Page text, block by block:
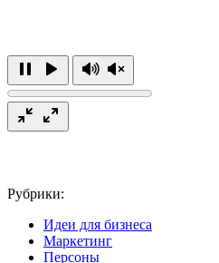
Рубрики:
Идеи для бизнеса
Маркетинг
Персоны